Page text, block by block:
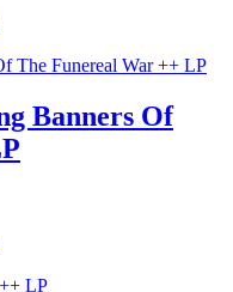
Banners Of